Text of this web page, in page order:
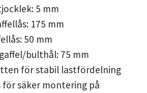
5 mm
175 mm
50 mm
bulthål: 75 mm
för stabil lastfördelning
för säker montering på